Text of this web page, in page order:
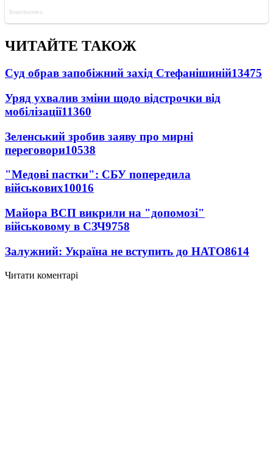
ЧИТАЙТЕ ТАКОЖ
Суд обрав запобіжний захід Стефанішиній13475
Уряд ухвалив зміни щодо відстрочки від
мобілізації11360
Зеленський зробив заяву про мирні
переговори10538
"Медові пастки": СБУ попередила
військових10016
Майора ВСП викрили на "допомозі"
військовому в СЗЧ9758
Залужний: Україна не вступить до НАТО8614
Читати коментарі